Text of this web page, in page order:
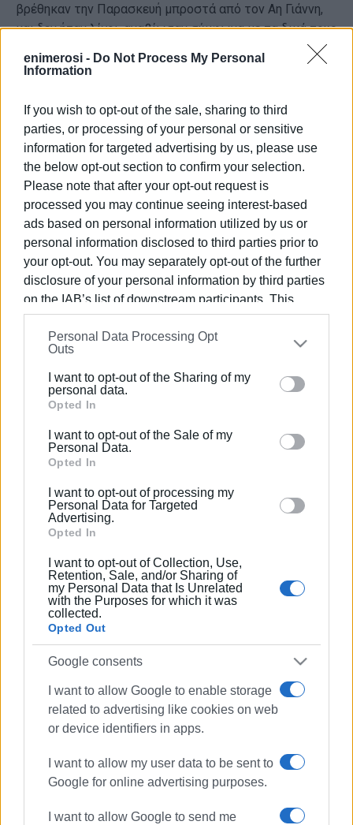
enimerosi - Do Not Process My Personal
Information
If you wish to opt-out of the sale, sharing to third
parties, or processing of your personal or sensitive
information for targeted advertising by us, please use
the below opt-out section to confirm your selection.
Please note that after your opt-out request is
processed you may continue seeing interest-based
ads based on personal information utilized by us or
personal information disclosed to third parties prior to
your opt-out. You may separately opt-out of the further
disclosure of your personal information by third parties
on the IAB’s list of downstream participants. This
information may also be disclosed by us to third parties
on theIAB’s List of Downstream Participants
that may
further disclose it to other third parties.
Please note that this website/app uses one or more
Google services and may gather and store information
behaviour. You may click to grant or deny consent to
Google and its third-party tags to use your data for
section.
Personal Data Processing Opt
Outs
I want to opt-out of the Sharing of my
personal data.
Opted In
I want to opt-out of the Sale of my
Personal Data.
Opted In
I want to opt-out of processing my
Personal Data for Targeted
Advertising.
Opted In
I want to opt-out of Collection, Use,
Retention, Sale, and/or Sharing of
my Personal Data that Is Unrelated
with the Purposes for which it was
collected.
Opted Out
Google consents
I want to allow Google to enable storage
related to advertising like cookies on web
or device identifiers in apps.
I want to allow my user data to be sent to
Google for online advertising purposes.
I want to allow Google to send me
βρέθηκαν την Παρασκευή μπροστά από τον Αη Γιάννη,
και δεν ήταν λίγοι, αναβίωσαν σύμφωνα με τα δικά τους
Με σημαίες, φιγούρες με τους ήρωες της ρωσικής
αντεπίθεσης και την κορδέλα του Αη Γιώργη στο πέτο,
το «αθάνατο τάγμα» περπάτησε και στους κερκυραϊκού
δρόμους σε ανάμνηση του αγώνα, των νεκρών και της
Επικεφαλής ο επίτιμος πρόξενος της Ρωσίας στα Ιόνια
νησιά, Ν. Κανούλας. Παρών και ο πρ. πρόεδρος του
κεντρικού δημοτικού συμβουλίου, Δ. Μεταλληνός.
Αη Γιάννη.